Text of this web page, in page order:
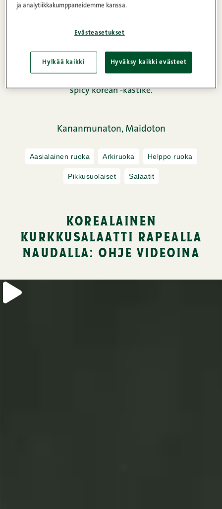
korealainen kurkkusalaatti on superhelppo
Snellmanin uusia Nopeita ja rapeita naudan
spicy korean -kastike.
Kananmunaton, Maidoton
Aasialainen ruoka Arkiruoka Helppo ruoka
Pikkusuolaiset Salaatit
korealainen
kurkkusalaatti rapealla
naudalla: ohje videoina
ja analytiikkakumppaneidemme kanssa.
Evästeasetukset
Hylkää kaikki Hyväksy kaikki evästeet